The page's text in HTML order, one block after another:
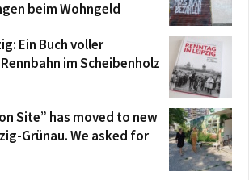
beim Wohngeld
Ein Buch voller
im Scheibenholz
Site” has moved to new
Grünau. We asked for